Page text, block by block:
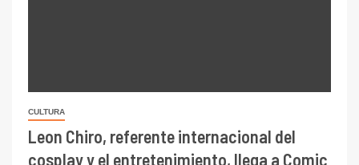
CULTURA
Leon Chiro, referente internacional del
cosplay y el entretenimiento, llega a Comic